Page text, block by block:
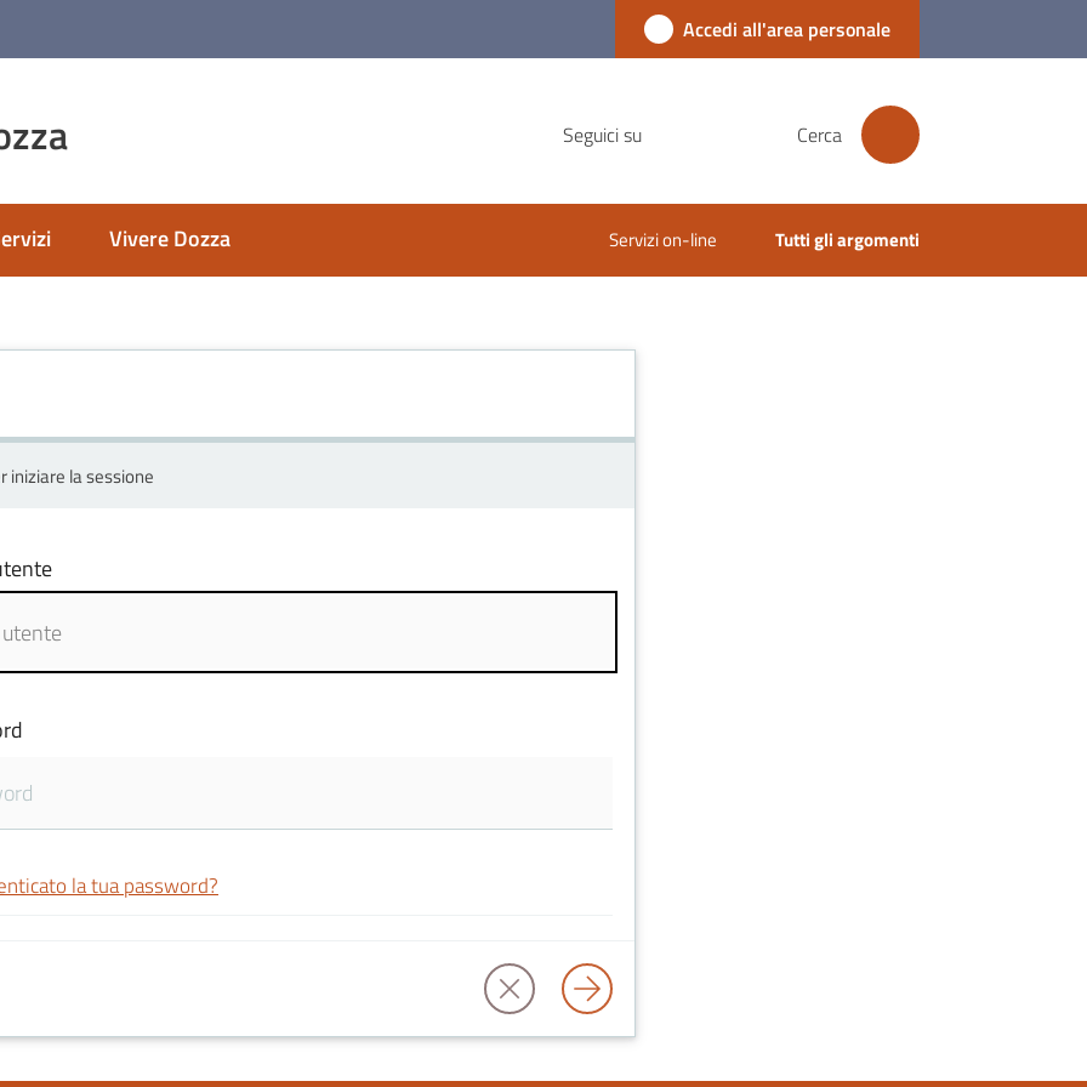
Accedi all'area personale
Seguici su Cerca
Vivere Dozza Servizi on-line Tutti gli argomenti
iniziare la sessione
la tua password?